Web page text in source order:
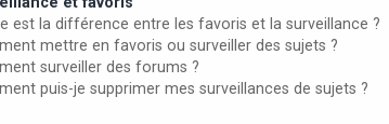
est la différence entre les favoris et la surveillance ?
mettre en favoris ou surveiller des sujets ?
surveiller des forums ?
puis-je supprimer mes surveillances de sujets ?